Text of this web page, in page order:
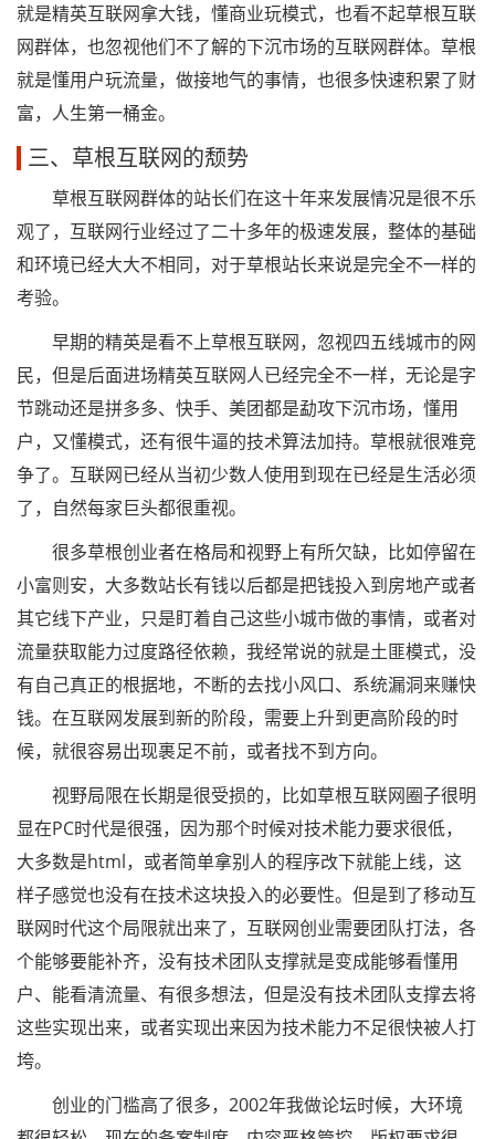
就是精英互联网拿大钱，懂商业玩模式，也看不起草根互联
网群体，也忽视他们不了解的下沉市场的互联网群体。草根
就是懂用户玩流量，做接地气的事情，也很多快速积累了财
富，人生第一桶金。
三、草根互联网的颓势
草根互联网群体的站长们在这十年来发展情况是很不乐
观了，互联网行业经过了二十多年的极速发展，整体的基础
和环境已经大大不相同，对于草根站长来说是完全不一样的
考验。
早期的精英是看不上草根互联网，忽视四五线城市的网
民，但是后面进场精英互联网人已经完全不一样，无论是字
节跳动还是拼多多、快手、美团都是勐攻下沉市场，懂用
户，又懂模式，还有很牛逼的技术算法加持。草根就很难竞
争了。互联网已经从当初少数人使用到现在已经是生活必须
了，自然每家巨头都很重视。
很多草根创业者在格局和视野上有所欠缺，比如停留在
小富则安，大多数站长有钱以后都是把钱投入到房地产或者
其它线下产业，只是盯着自己这些小城市做的事情，或者对
流量获取能力过度路径依赖，我经常说的就是土匪模式，没
有自己真正的根据地，不断的去找小风口、系统漏洞来赚快
钱。在互联网发展到新的阶段，需要上升到更高阶段的时
候，就很容易出现裹足不前，或者找不到方向。
视野局限在长期是很受损的，比如草根互联网圈子很明
显在PC时代是很强，因为那个时候对技术能力要求很低，
大多数是html，或者简单拿别人的程序改下就能上线，这
样子感觉也没有在技术这块投入的必要性。但是到了移动互
联网时代这个局限就出来了，互联网创业需要团队打法，各
个能够要能补齐，没有技术团队支撑就是变成能够看懂用
户、能看清流量、有很多想法，但是没有技术团队支撑去将
这些实现出来，或者实现出来因为技术能力不足很快被人打
垮。
创业的门槛高了很多，2002年我做论坛时候，大环境